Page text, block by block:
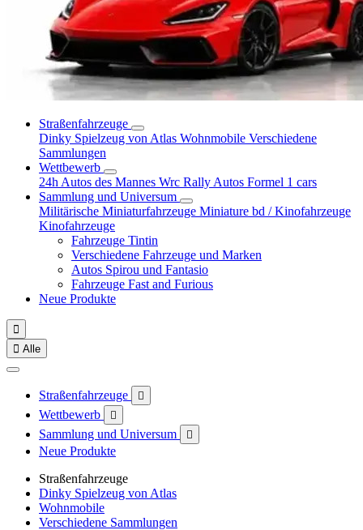
Straßenfahrzeuge
Dinky Spielzeug von Atlas Wohnmobile Verschiedene
Sammlungen
Wettbewerb
24h Autos des Mannes Wrc Rally Autos Formel 1 cars
Sammlung und Universum
Militärische Miniaturfahrzeuge Miniature bd / Kinofahrzeuge
Kinofahrzeuge
Fahrzeuge Tintin
Verschiedene Fahrzeuge und Marken
Autos Spirou und Fantasio
Fahrzeuge Fast and Furious
Neue Produkte

 Alle
Straßenfahrzeuge 
Wettbewerb 
Sammlung und Universum 
Neue Produkte
Straßenfahrzeuge
Dinky Spielzeug von Atlas
Wohnmobile
Verschiedene Sammlungen